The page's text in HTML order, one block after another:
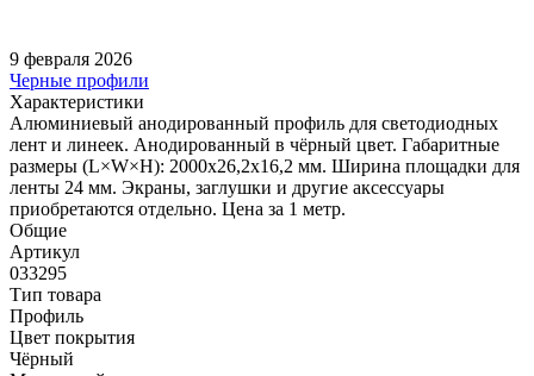
9 февраля 2026
Черные профили
Характеристики
Алюминиевый анодированный профиль для светодиодных
лент и линеек. Анодированный в чёрный цвет. Габаритные
размеры (L×W×H): 2000x26,2x16,2 мм. Ширина площадки для
ленты 24 мм. Экраны, заглушки и другие аксессуары
приобретаются отдельно. Цена за 1 метр.
Общие
Артикул
033295
Тип товара
Профиль
Цвет покрытия
Чёрный